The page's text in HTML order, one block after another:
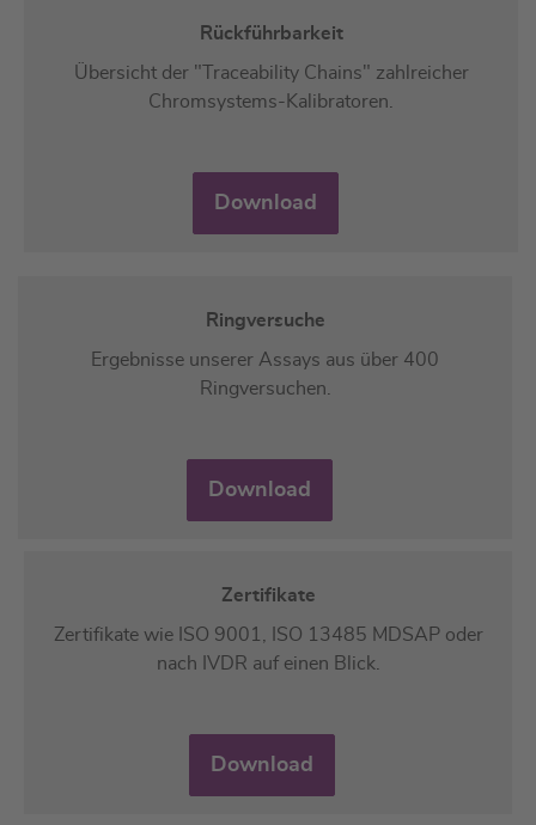
Rückführbarkeit
Übersicht der "Traceability Chains" zahlreicher
Chromsystems-Kalibratoren.
Download
Ringversuche
Ergebnisse unserer Assays aus über 400
Ringversuchen.
Download
Zertifikate
Zertifikate wie ISO 9001, ISO 13485 MDSAP oder
nach IVDR auf einen Blick.
Download